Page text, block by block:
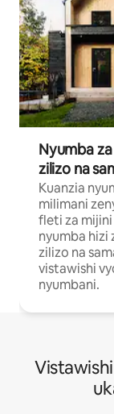
Nyumba
zilizo na
Kuanzia
milimani
fleti za
nyumba hizi
zilizo na
vistawishi
nyumbani.